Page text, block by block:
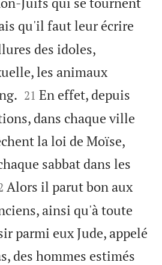
qu'il faut leur écrire
des idoles,
les animaux


21 En effet, depuis
dans chaque ville
la loi de Moïse,
sabbat dans les
Alors il parut bon aux
ainsi qu'à toute
parmi eux Jude, appelé
des hommes estimés